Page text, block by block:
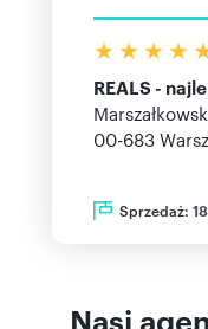
REALS -
00-683
Sprzedaż:
Nasi